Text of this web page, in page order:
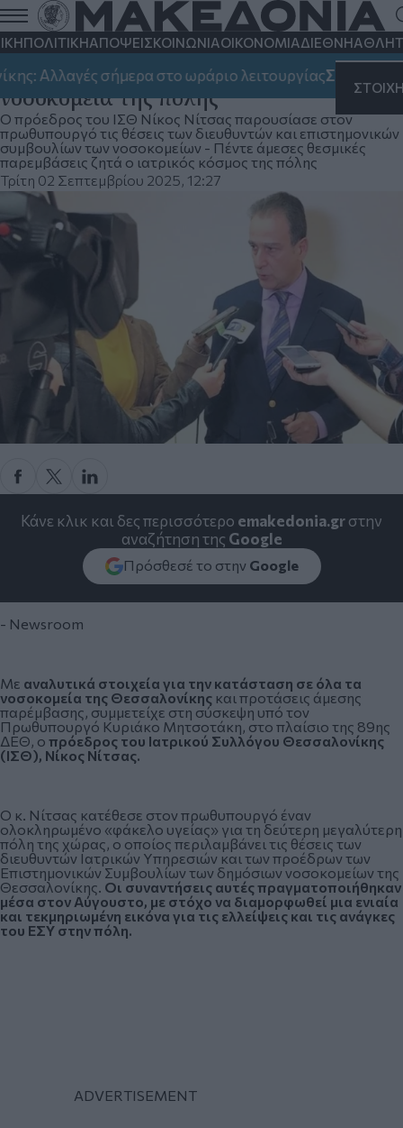
ΠΟΛΙΤΙΚΗΑΠΟΨΕΙΣΚΟΙΝΩΝΙΑΟΙΚΟΝΟΜΙΑΔΙΕΘΝΗ
σήμερα στο ωράριο λειτουργίαςΣΗΜΑΝΤΙΚΟ:
Θεσσαλονίκη: Με πλήρη «ιατρικό
φάκελο» στη ΔΕΘ ο Ιατρικός Σύλλογος -
Στο επίκεντρο τα προβλήματα στα
νοσοκομεία της πόλης
Ο πρόεδρος του ΙΣΘ Νίκος Νίτσας παρουσίασε στον
πρωθυπουργό τις θέσεις των διευθυντών και επιστημονικών
συμβουλίων των νοσοκομείων - Πέντε άμεσες θεσμικές
παρεμβάσεις ζητά ο ιατρικός κόσμος της πόλης
Τρίτη 02 Σεπτεμβρίου 2025, 12:27
Κάνε κλικ και δες περισσότερο emakedonia.grστην
αναζήτηση της Google
Πρόσθεσέ το στην Google
- Newsroom
Με αναλυτικά στοιχεία για την κατάσταση σε όλα τα
νοσοκομεία της Θεσσαλονίκης και προτάσεις άμεσης
παρέμβασης, συμμετείχε στη σύσκεψη υπό τον
Πρωθυπουργό Κυριάκο Μητσοτάκη, στο πλαίσιο της 89ης
ΔΕΘ, ο πρόεδρος του Ιατρικού Συλλόγου Θεσσαλονίκης
(ΙΣΘ), Νίκος Νίτσας.
Ο κ. Νίτσας κατέθεσε στον πρωθυπουργό έναν
ολοκληρωμένο «φάκελο υγείας» για τη δεύτερη μεγαλύτερη
πόλη της χώρας, ο οποίος περιλαμβάνει τις θέσεις των
διευθυντών Ιατρικών Υπηρεσιών και των προέδρων των
Επιστημονικών Συμβουλίων των δημόσιων νοσοκομείων της
Θεσσαλονίκης. Οι συναντήσεις αυτές πραγματοποιήθηκαν
μέσα στον Αύγουστο, με στόχο να διαμορφωθεί μια ενιαία
και τεκμηριωμένη εικόνα για τις ελλείψεις και τις ανάγκες
του ΕΣΥ στην πόλη.